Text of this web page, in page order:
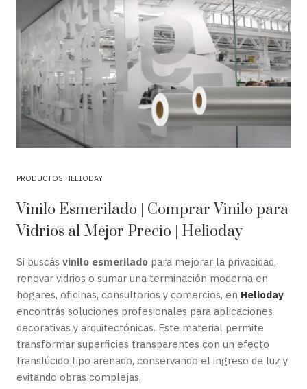
PRODUCTOS HELIODAY
Vinilo Esmerilado | Comprar Vinilo para
Vidrios al Mejor Precio | Helioday
Si buscás vinilo esmerilado para mejorar la privacidad,
renovar vidrios o sumar una terminación moderna en
hogares, oficinas, consultorios y comercios, en Helioday
encontrás soluciones profesionales para aplicaciones
decorativas y arquitectónicas. Este material permite
transformar superficies transparentes con un efecto
translúcido tipo arenado, conservando el ingreso de luz y
evitando obras complejas.